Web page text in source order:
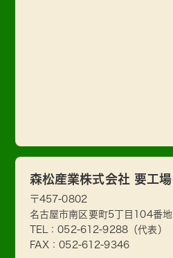
森松産業株式会社 要工場
〒457-0802
名古屋市南区要町5丁目104番地
TEL：052-612-9288 （代表）
FAX：052-612-9346